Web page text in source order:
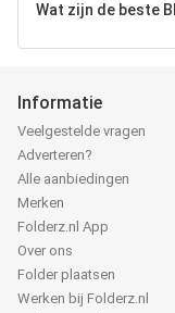
Wat zijn de beste
Informatie
Veelgestelde vragen
Adverteren?
Alle aanbiedingen
Merken
Folderz.nl App
Over ons
Folder plaatsen
Werken bij Folderz.nl